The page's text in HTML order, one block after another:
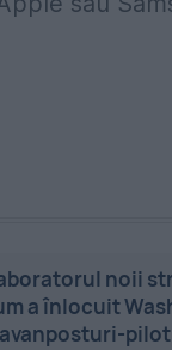
noii
a înlocuit
pilot